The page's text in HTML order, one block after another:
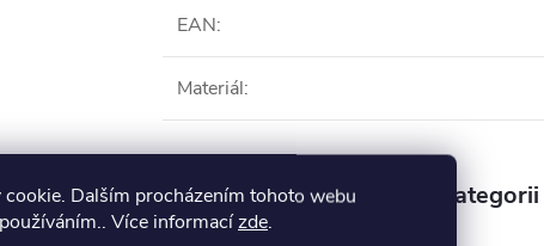
Dalším procházením tohoto webu
Více informacízde.
EAN:
Materiál:
Produkt naleznete v této kategorii